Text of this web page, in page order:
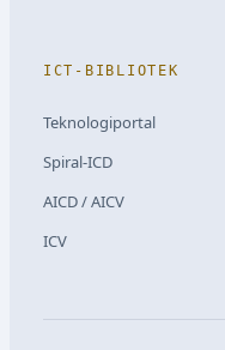
ICT-BIBLIOTEK
Teknologiportal
Spiral-ICD
AICD / AICV
ICV